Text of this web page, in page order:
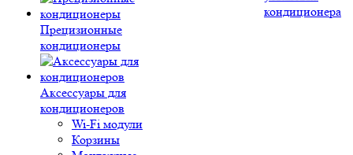
Прецизионные
кондиционеры
Аксессуары для
кондиционеров
Wi-Fi модули
Корзины
кондиционера